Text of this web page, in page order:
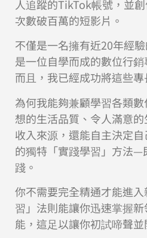
人追蹤的TikTok帳號，並
次數破百萬的短影片。
不僅是一名擁有近20年經
是一位自學而成的數位行
而且，我已經成功將這些專
為何我能夠兼顧學習各類
想的生活品質、令人滿意
收入來源，還能自主決定
的獨特「實踐學習」方法—
踐。
你不需要完全精通才能進
習」法則能讓你迅速掌握
能，這足以讓你初試啼聲並